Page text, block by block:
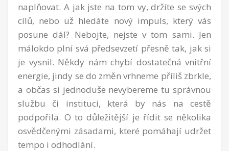
naplňovat. A jak jste na tom vy, držíte se svých
cílů, nebo už hledáte nový impuls, který vás
posune dál? Nebojte, nejste v tom sami. Jen
málokdo plní svá předsevzetí přesně tak, jak si
je vysnil. Někdy nám chybí dostatečná vnitřní
energie, jindy se do změn vrhneme příliš zbrkle,
a občas si jednoduše nevybereme tu správnou
službu či instituci, která by nás na cestě
podpořila. O to důležitější je řídit se několika
osvědčenými zásadami, které pomáhají udržet
tempo i odhodlání.